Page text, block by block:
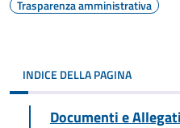
Trasparenza amministrativa
INDICE DELLA PAGINA
Documenti e Allegati